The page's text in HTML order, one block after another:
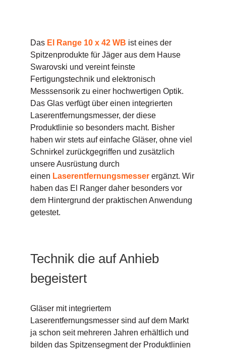
Das El Range 10 x 42 WB ist eines der
Spitzenprodukte für Jäger aus dem Hause
Swarovski und vereint feinste
Fertigungstechnik und elektronisch
Messsensorik zu einer hochwertigen Optik.
Das Glas verfügt über einen integrierten
Laserentfernungsmesser, der diese
Produktlinie so besonders macht. Bisher
haben wir stets auf einfache Gläser, ohne viel
Schnirkel zurückgegriffen und zusätzlich
unsere Ausrüstung durch
einen Laserentfernungsmesserergänzt. Wir
haben das El Ranger daher besonders vor
dem Hintergrund der praktischen Anwendung
getestet.
Technik die auf Anhieb
begeistert
Gläser mit integriertem
Laserentfernungsmesser sind auf dem Markt
ja schon seit mehreren Jahren erhältlich und
bilden das Spitzensegment der Produktlinien